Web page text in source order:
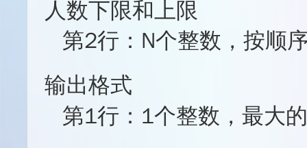
人数下限和上限
第2行：N个整数，按顺
输出格式
第1行：1个整数，最大